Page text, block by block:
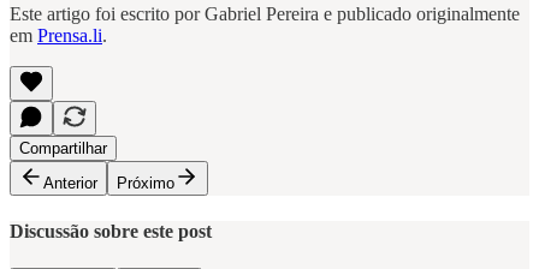
Este artigo foi escrito por Gabriel Pereira e publicado originalmente
em Prensa.li.
Compartilhar
Anterior
Próximo
Discussão sobre este post